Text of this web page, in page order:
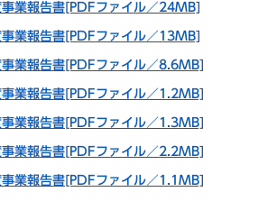
業報告書[PDFファイル／24MB]
業報告書[PDFファイル／13MB]
業報告書[PDFファイル／8.6MB]
業報告書[PDFファイル／1.2MB]
業報告書[PDFファイル／1.3MB]
業報告書[PDFファイル／2.2MB]
業報告書[PDFファイル／1.1MB]